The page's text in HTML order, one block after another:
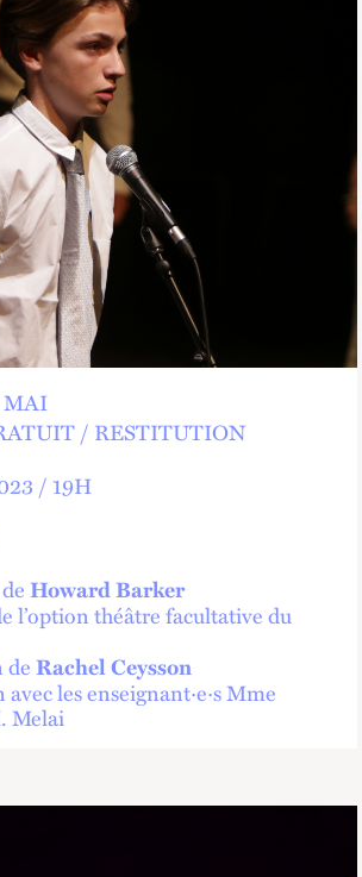
MAI
RESTITUTION
/19H
Howard Barker
l’option théâtre facultative du
deRachel Ceysson
les enseignant·e·s Mme
Melai